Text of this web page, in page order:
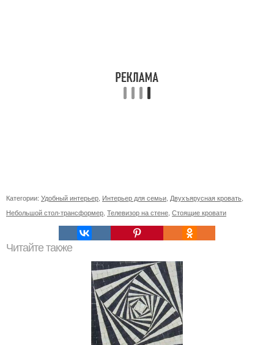
Категории: Удобный интерьер Интерьер для семьи Двухъярусная кровать
Небольшой стол-трансформер Телевизор на стене Стоящие кровати
Читайте также